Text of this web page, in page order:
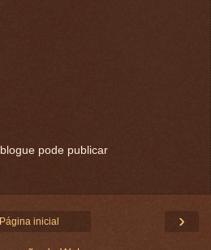
pode publicar
›
Página inicial